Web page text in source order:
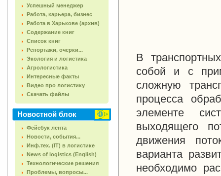
Успешный менеджер
Работа, карьера, бизнес
Работа в Харькове (архив)
Содержание книг
Список книг
Репортажи, очерки...
Экология и логистика
Агрологистика
Интересные факты
Видео про логистику
Скачать файлы
Новостной блок
Фейсбук лента
Новости, события...
Инф.тех. (IT) в логистике
News of logistics (English)
Технологические решения
Проблемы, вопросы...
В
собой и с
сложную
процесса
элементе
выходящего
движения
варианта
необходимо